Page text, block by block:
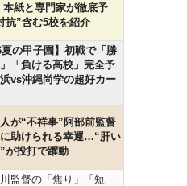
本紙と専門家が徹底予
抗”含む5校を紹介
夏の甲子園】初戦で「勝
「負ける高校」完全予
vs沖縄尚学の超好カー
が“不祥事”阿部前監督
助けられる幸運…“肝い
が投打で躍動
監督の「焦り」「短